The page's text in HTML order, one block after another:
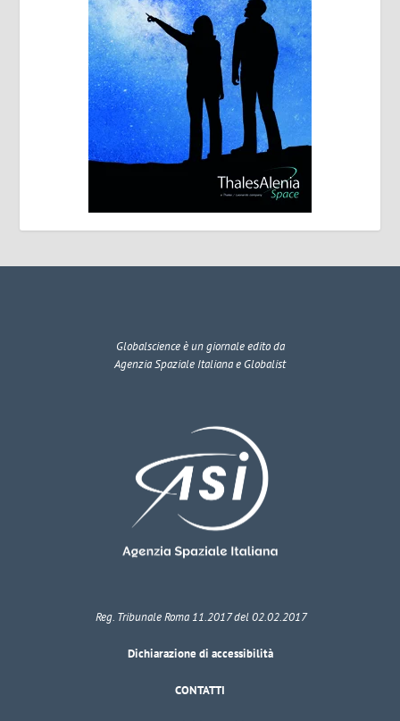
Globalscienceè un giornale edito da
Agenzia Spaziale Italiana e Globalist
Reg. Tribunale Roma 11.2017 del 02.02.2017
Dichiarazione di accessibilità
CONTATTI